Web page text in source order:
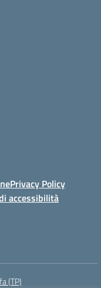
Privacy Policy
accessibilità
(TP)